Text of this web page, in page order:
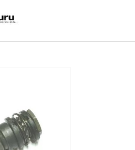
e-commerce@luauto.com.br